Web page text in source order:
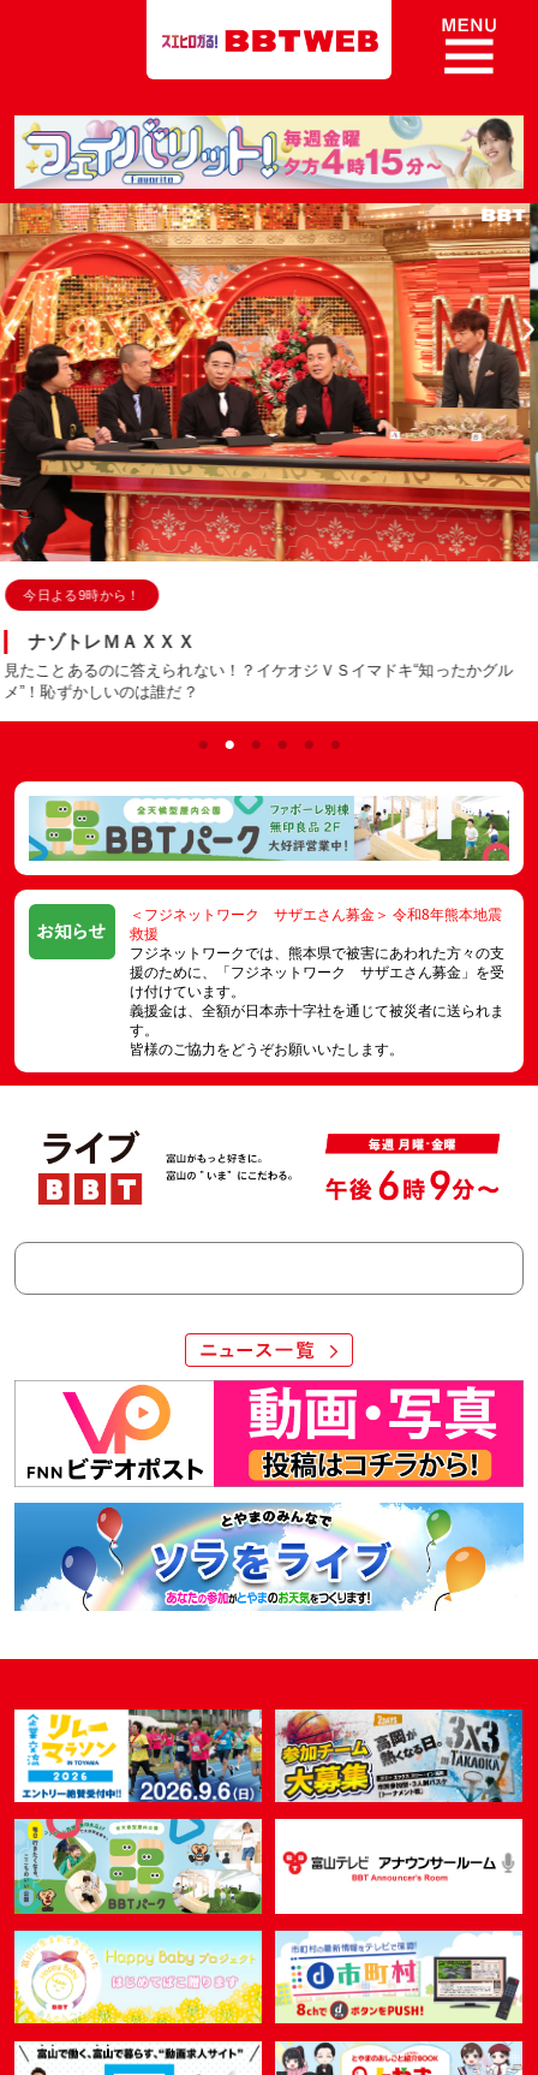
Previous
今日よる10時から！
＜木曜劇場＞ラストノート
内田有紀、寺西拓人Ｗ主演で年の差恋愛！
忘れられない余韻を残す、新たなラブストーリーが誕生する…！
＜フジネットワーク サザエさん募金＞ 令和8年熊本地震
救援
フジネットワークでは、熊本県で被害にあわれた方々の支
援のために、「フジネットワーク サザエさん募金」を受
け付けています。
義援金は、全額が日本赤十字社を通じて被災者に送られま
す。
皆様のご協力をどうぞお願いいたします。